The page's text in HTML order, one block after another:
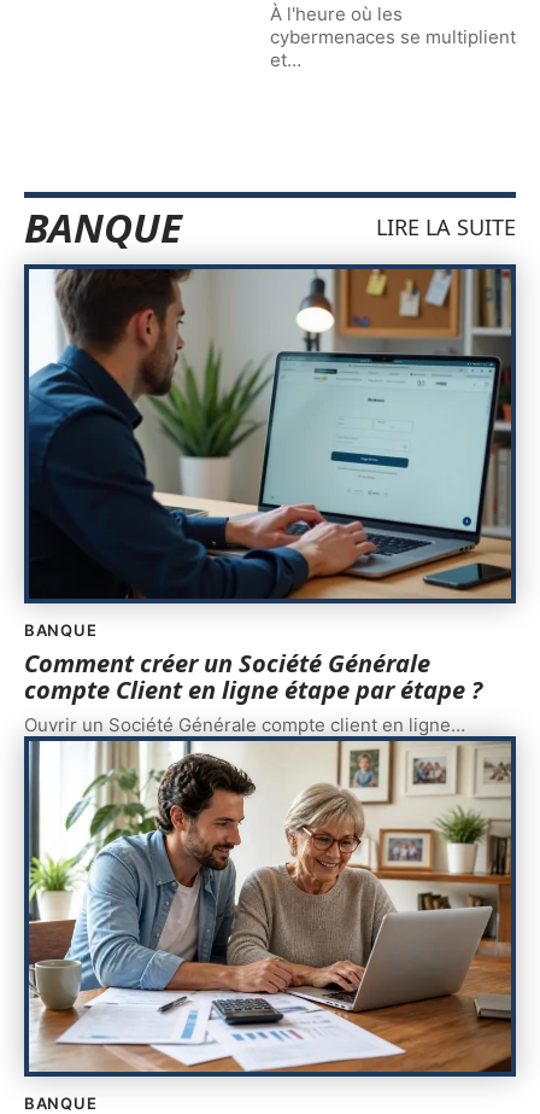
À l'heure où les
cybermenaces se multiplient
et…
BANQUE LIRE LA SUITE
BANQUE
Comment créer un Société Générale
compte Client en ligne étape par étape ?
Ouvrir un Société Générale compte client en ligne…
BANQUE